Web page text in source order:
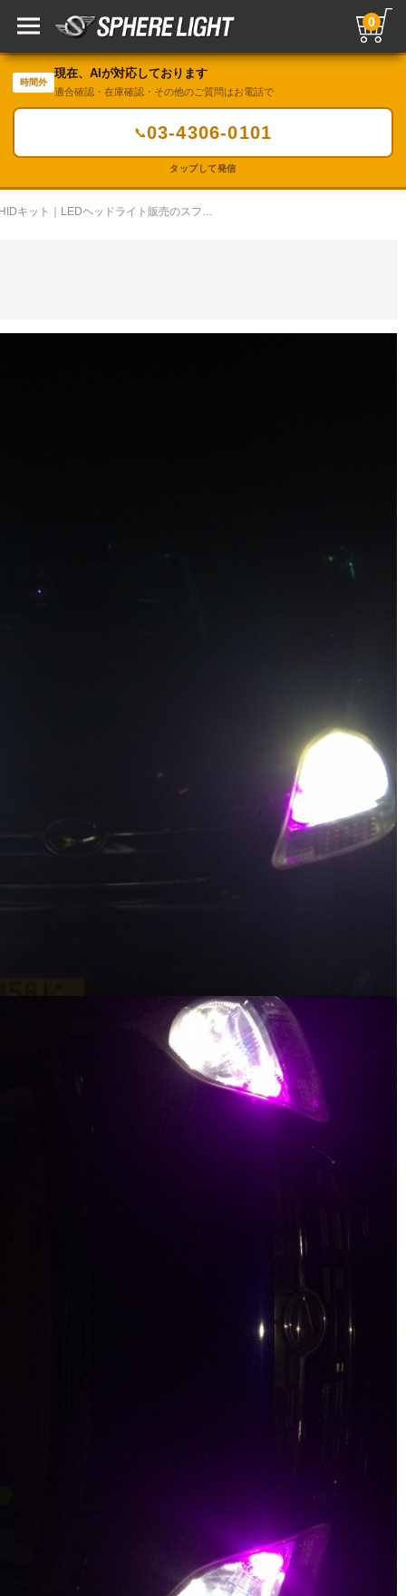
0
時間外
現在、AIが対応しております
適合確認・在庫確認・その他のご質問はお電話で
📞03-4306-0101
タップして発信
LED・HIDカスタムギャラリー／HIDキット｜LEDヘッドライト販売のスフィアライト